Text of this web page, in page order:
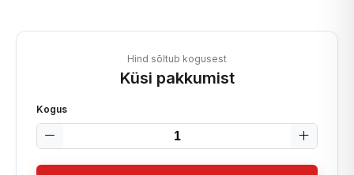
Hind sõltub kogusest
Küsi pakkumist
Kogus